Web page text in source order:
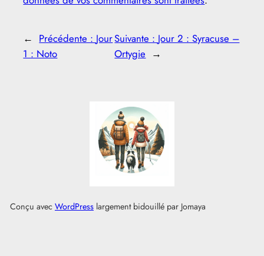
← Précédente : Jour
1 : Noto
Suivante : Jour 2 : Syracuse –
Ortygie →
Conçu avec WordPresslargement bidouillé par Jomaya